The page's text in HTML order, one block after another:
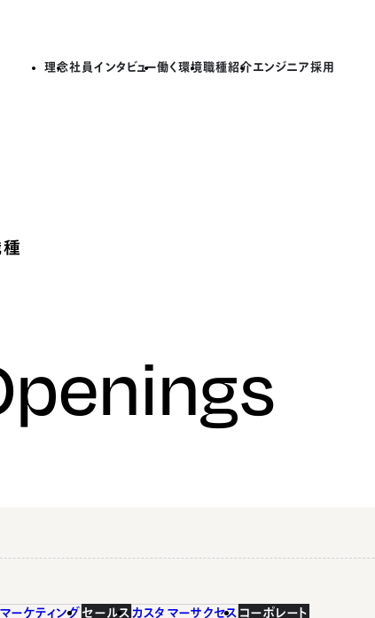
理念社員インタビュー働く環境職種紹介エンジニア採用
マーケティング セールス カスタマーサクセス コーポレート